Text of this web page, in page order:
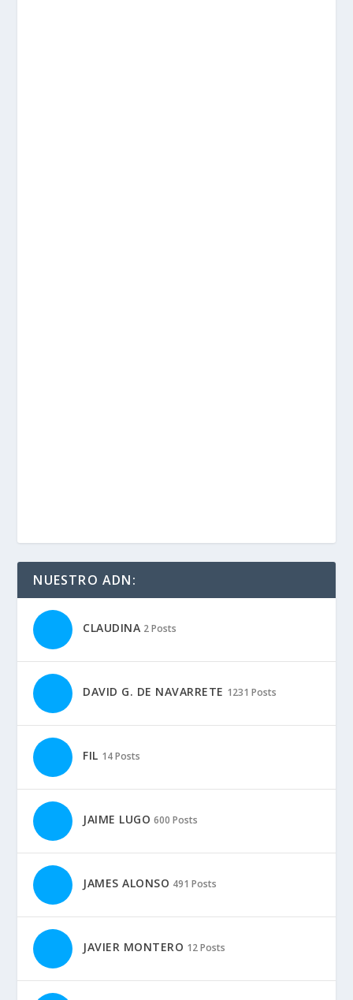
NUESTRO ADN:
CLAUDINA 2 Posts
DAVID G. DE NAVARRETE 1231 Posts
FIL 14 Posts
JAIME LUGO 600 Posts
JAMES ALONSO 491 Posts
JAVIER MONTERO 12 Posts